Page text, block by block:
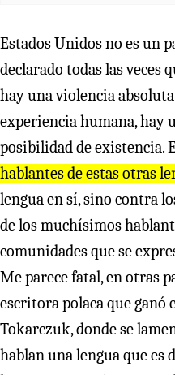
Estados Unidos no es un
declarado todas las veces
hay una violencia
experiencia humana, hay
posibilidad de existencia.
hablantes de estas otras
lengua en sí, sino contra
de los muchísimos
comunidades que se
Me parece fatal, en otras
escritora polaca que ganó
Tokarczuk, donde se
hablan una lengua que es